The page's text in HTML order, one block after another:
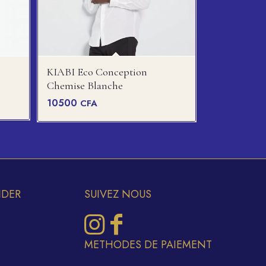
KIABI Eco Conception
Chemise Blanche
10500 CFA
SUIVEZ NOUS
METHODES DE PAIEMENT